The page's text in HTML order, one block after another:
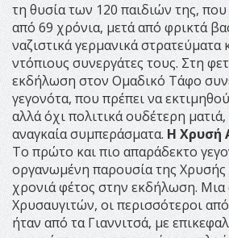
τη θυσία των 120 παιδιών της,
από 69 χρόνια, μετά από φρικτά
ναζιστικά γερμανικά στρατεύματα
ντόπιους συνεργάτες τους. Στη
εκδήλωση στον Ομαδικό Τάφο
γεγονότα, που πρέπει να
αλλά όχι πολιτικά ουδέτερη
αναγκαία συμπεράσματα. Η Χρυσή
Το πρώτο και πιο απαράδεκτο
οργανωμένη παρουσία της Χρυσής
χρονιά φέτος στην εκδήλωση.
Χρυσαυγιτών, οι περισσότεροι
ήταν από τα Γιαννιτσά, με